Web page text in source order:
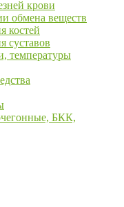
крови
обмена веществ
костей
суставов
температуры
БКК,